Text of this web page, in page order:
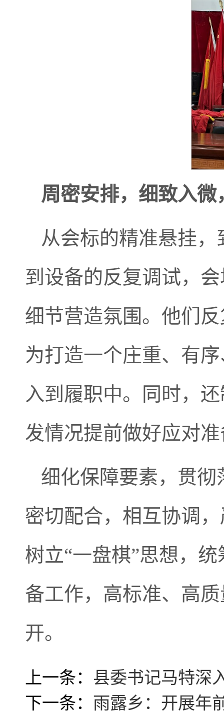
周密安排，细致入
从会标的精准悬挂
到设备的反复调试，
细节营造氛围。他们
为打造一个庄重、有
入到履职中。同时，
发情况提前做好应对
细化保障要素，贯彻
密切配合，相互协调
树立“一盘棋”思想，
备工作，高标准、高
开。
上一条： 县委书记马特深
下一条： 雨露乡：开展年